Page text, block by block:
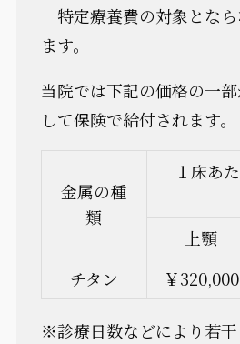
特定療養費の対象となら
ます。
当院では下記の価格の一
して保険で給付されます。
金属の種
類
１床あ
上顎
チタン
￥320,000
※診療日数などにより若